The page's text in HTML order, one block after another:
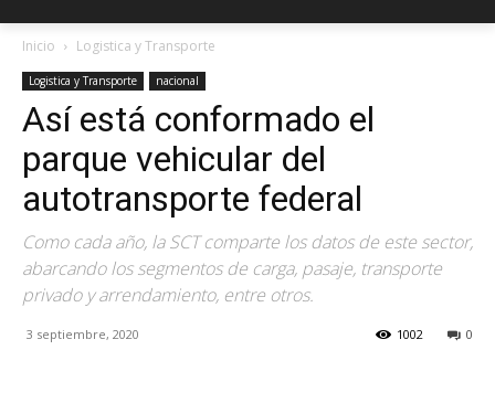
Inicio Logistica y Transporte
Logistica y Transporte nacional
Así está conformado el
parque vehicular del
autotransporte federal
Como cada año, la SCT comparte los datos de este sector,
abarcando los segmentos de carga, pasaje, transporte
privado y arrendamiento, entre otros.
3 septiembre, 2020 0
1002